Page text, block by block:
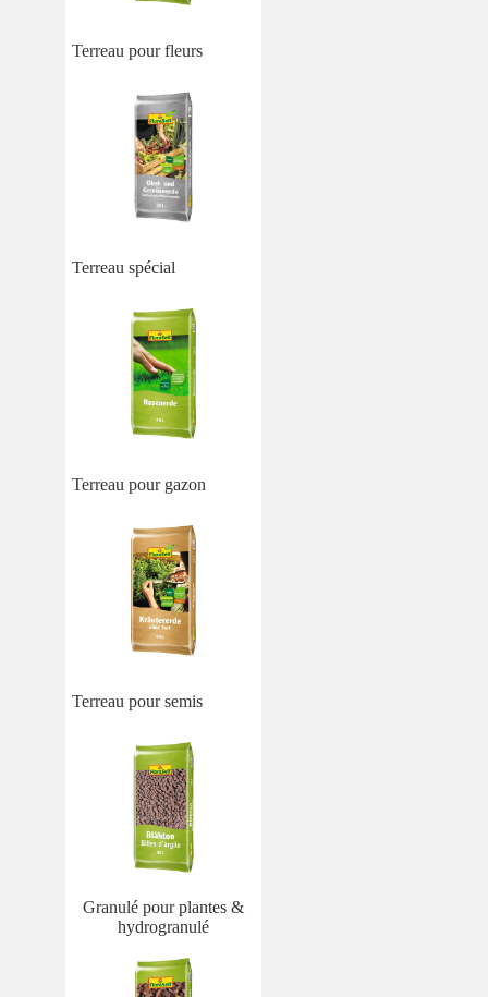
Terreau pour fleurs
Terreau spécial
Terreau pour gazon
Terreau pour semis
Granulé pour plantes &
hydrogranulé